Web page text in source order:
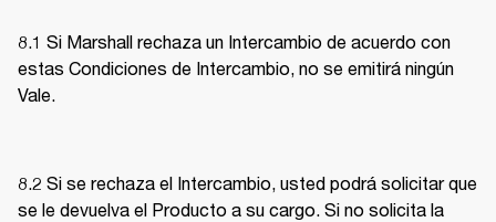
8.1 Si Marshall rechaza un Intercambio de acuerdo con
estas Condiciones de Intercambio, no se emitirá ningún
Vale.
8.2 Si se rechaza el Intercambio, usted podrá solicitar que
se le devuelva el Producto a su cargo. Si no solicita la